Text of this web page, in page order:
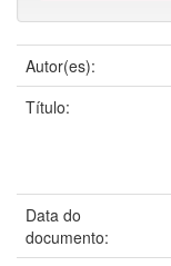
Autor(es):
Título:
Data do
documento: